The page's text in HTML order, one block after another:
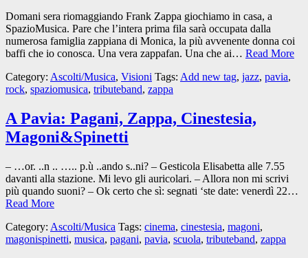
Domani sera riomaggiando Frank Zappa giochiamo in casa, a
SpazioMusica. Pare che l’intera prima fila sarà occupata dalla
numerosa famiglia zappiana di Monica, la più avvenente donna coi
baffi che io conosca. Una vera zappafan. Una che ai… Read More
Category: Ascolti/Musica, Visioni Tags: Add new tag, jazz, pavia,
rock, spaziomusica, tributeband, zappa
A Pavia: Pagani, Zappa, Cinestesia,
Magoni&Spinetti
– …or. ..n .. ….. p.ù ..ando s..ni? – Gesticola Elisabetta alle 7.55
davanti alla stazione. Mi levo gli auricolari. – Allora non mi scrivi
più quando suoni? – Ok certo che sì: segnati ‘ste date: venerdì 22…
Read More
Category: Ascolti/Musica Tags: cinema, cinestesia, magoni,
magonispinetti, musica, pagani, pavia, scuola, tributeband, zappa